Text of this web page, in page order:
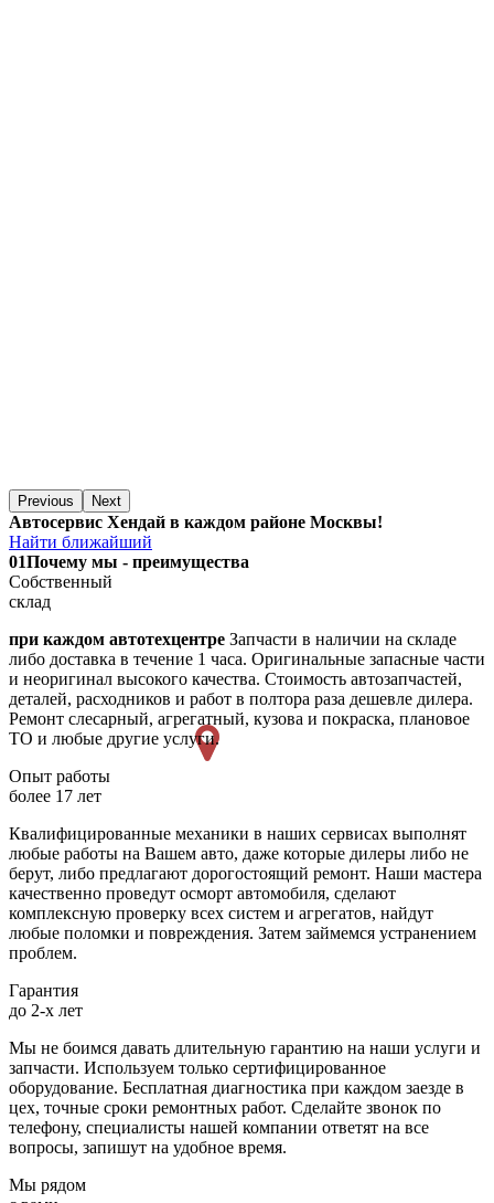
Previous Next
Автосервис Хендай в каждом районе Москвы!
Найти ближайший
01Почему мы - преимущества
Собственный
склад
при каждом автотехцентре Запчасти в наличии на складе
либо доставка в течение 1 часа. Оригинальные запасные части
и неоригинал высокого качества. Стоимость автозапчастей,
деталей, расходников и работ в полтора раза дешевле дилера.
Ремонт слесарный, агрегатный, кузова и покраска, плановое
ТО и любые другие услуги.
Опыт работы
более 17 лет
Квалифицированные механики в наших сервисах выполнят
любые работы на Вашем авто, даже которые дилеры либо не
берут, либо предлагают дорогостоящий ремонт. Наши мастера
качественно проведут осморт автомобиля, сделают
комплексную проверку всех систем и агрегатов, найдут
любые поломки и повреждения. Затем займемся устранением
проблем.
Гарантия
до 2-х лет
Мы не боимся давать длительную гарантию на наши услуги и
запчасти. Используем только сертифицированное
оборудование. Бесплатная диагностика при каждом заезде в
цех, точные сроки ремонтных работ. Сделайте звонок по
телефону, специалисты нашей компании ответят на все
вопросы, запишут на удобное время.
Мы рядом